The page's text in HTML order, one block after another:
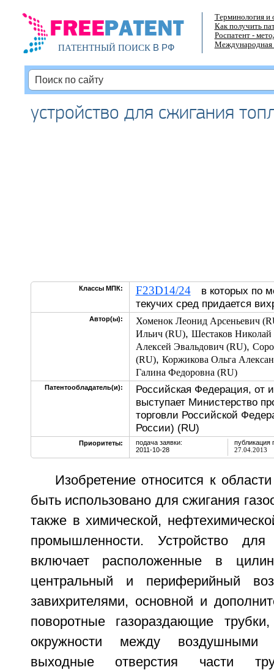
ПАТЕНТНЫЙ ПОИСКВ РФ
Терминология и
Как получить
Роспатент -
Международная
устройство для сжигания
Классы МПК: F23D14/24в которых по
текучих сред придается
Автор(ы):
Хоменок Леонид Арсеньевич
Ильич (RU), Шестаков Николай
Алексей Эвальдович (RU),
(RU), Коржикова Ольга
Галина Федоровна (RU)
Патентообладатель(и):
Российская Федерация, от
выступает Министерство
торговли Российской
России) (RU)
Приоритеты:
подача заявки:
2011-10-28
публикация
27.04.2013
Изобретение относится к
быть использовано для сжигания
также в химической,
промышленности. Устройство
включает расположенные в
центральный и периферийный
завихрителями, основной и
поворотные газораздающие
окружности между воздушными
выходные отверстия части